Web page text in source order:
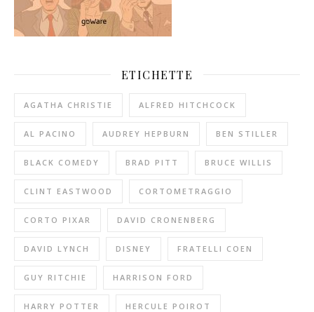
ETICHETTE
AGATHA CHRISTIE ALFRED HITCHCOCK
AL PACINO AUDREY HEPBURN BEN STILLER
BLACK COMEDY BRAD PITT BRUCE WILLIS
CLINT EASTWOOD CORTOMETRAGGIO
CORTO PIXAR DAVID CRONENBERG
DAVID LYNCH DISNEY FRATELLI COEN
GUY RITCHIE HARRISON FORD
HARRY POTTER HERCULE POIROT